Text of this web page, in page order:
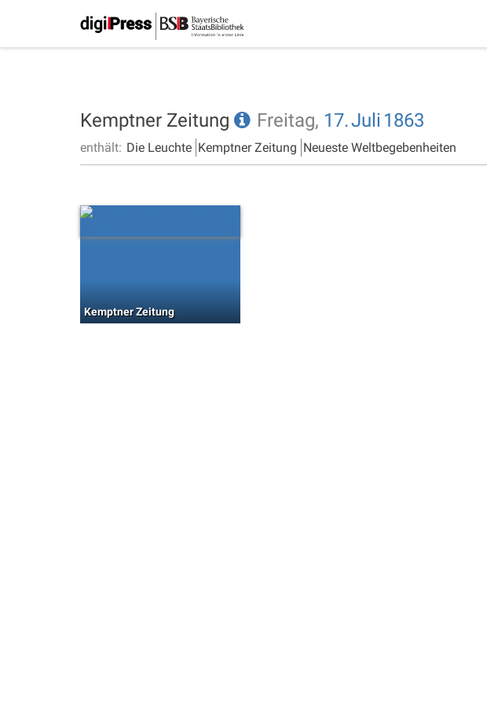
Kemptner Zeitung Freitag, 17.Juli 1863
enthält: Die Leuchte Kemptner Zeitung Neueste Weltbegebenheiten
Kemptner Zeitung